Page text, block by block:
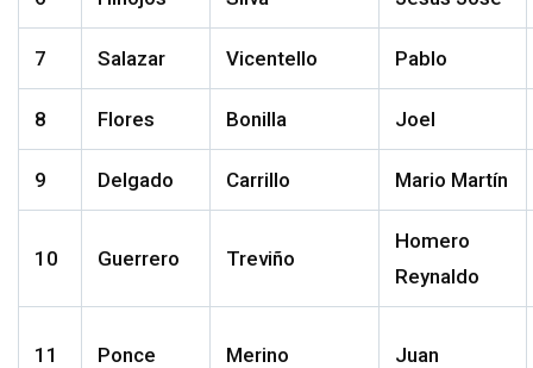
7 Salazar Vicentello Pablo
8 Flores Bonilla Joel
9 Delgado Carrillo Mario Martín
10 Guerrero Treviño
Homero
Reynaldo
11 Ponce Merino Juan